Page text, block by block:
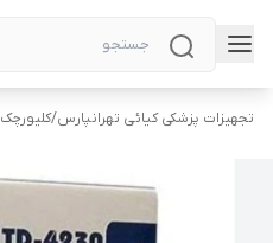
تجهیزات پزشکی کیائی تهرانپارس/کلیورچک